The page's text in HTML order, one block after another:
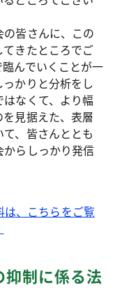
皆さんに、この
きたところでご
んでいくことが一
かりと分析をし
なくて、より幅
見据えた、表層
、皆さんととも
からしっかり発信
は、こちらをご覧
制に係る法